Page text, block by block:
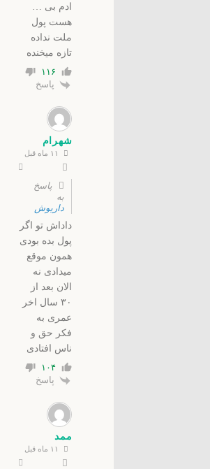
ادم بی …
هست پول
ملت نداده
تازه میخنده
۱۱۶
پاسخ
شهرام
پاسخ
به
داریوش
داداش تو اگر
پول بده بودی
همون موقع
میدادی نه
الان بعد از
۳۰ سال اخر
عمری به
فکر حق و
ناس افتادی
۱۰۴
پاسخ
ممد